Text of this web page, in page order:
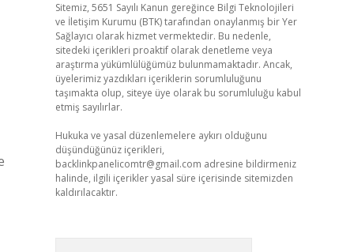
Sitemiz, 5651 Sayılı Kanun gereğince Bilgi Teknolojileri
ve İletişim Kurumu (BTK) tarafından onaylanmış bir Yer
Sağlayıcı olarak hizmet vermektedir. Bu nedenle,
sitedeki içerikleri proaktif olarak denetleme veya
araştırma yükümlülüğümüz bulunmamaktadır. Ancak,
üyelerimiz yazdıkları içeriklerin sorumluluğunu
taşımakta olup, siteye üye olarak bu sorumluluğu kabul
etmiş sayılırlar.
Hukuka ve yasal düzenlemelere aykırı olduğunu
düşündüğünüz içerikleri,
backlinkpanelicomtr@gmail.com adresine bildirmeniz
halinde, ilgili içerikler yasal süre içerisinde sitemizden
kaldırılacaktır.